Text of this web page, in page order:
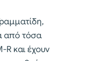
από τόσα
και έχουν